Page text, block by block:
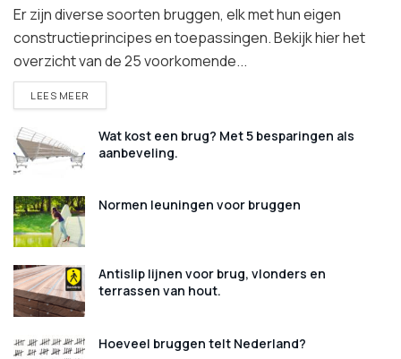
Er zijn diverse soorten bruggen, elk met hun eigen
constructieprincipes en toepassingen. Bekijk hier het
overzicht van de 25 voorkomende...
LEES MEER
Wat kost een brug? Met 5 besparingen als
aanbeveling.
Normen leuningen voor bruggen
Antislip lijnen voor brug, vlonders en
terrassen van hout.
Hoeveel bruggen telt Nederland?